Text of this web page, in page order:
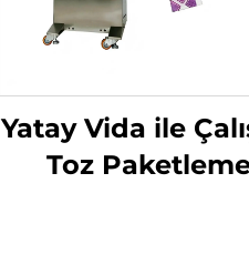
Yatay Vida ile
Toz